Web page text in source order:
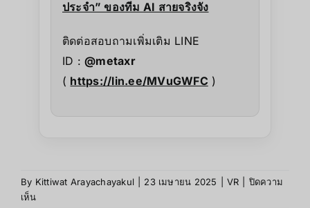
ประจำ” ของทีม AI สายจริงจัง
ติดต่อสอบถามเพิ่มเติม LINE
ID :@metaxr
( https://lin.ee/MVuGWFC )
By Kittiwat Arayachayakul 23 เมษายน 2025 VR
ปิดความ
เห็น